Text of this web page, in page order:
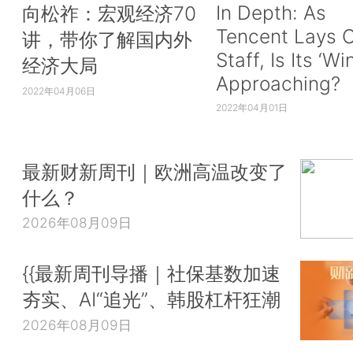
向松祚：宏观经济70
讲，带你了解国内外
经济大局
2022年04月06日
In Depth: As
Tencent Lays
Staff, Is Its
Approaching?
2022年04月01日
最新财新周刊｜欧洲高温改变了
什么？
2026年08月09日
{{最新周刊导播｜社保基数加速
夯实、AI“追光”、韩股杠杆狂潮
2026年08月09日